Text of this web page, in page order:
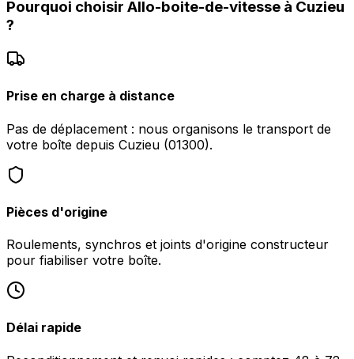
Pourquoi choisir Allo-boite-de-vitesse à Cuzieu
?
Prise en charge à distance
Pas de déplacement : nous organisons le transport de
votre boîte depuis Cuzieu (01300).
Pièces d'origine
Roulements, synchros et joints d'origine constructeur
pour fiabiliser votre boîte.
Délai rapide